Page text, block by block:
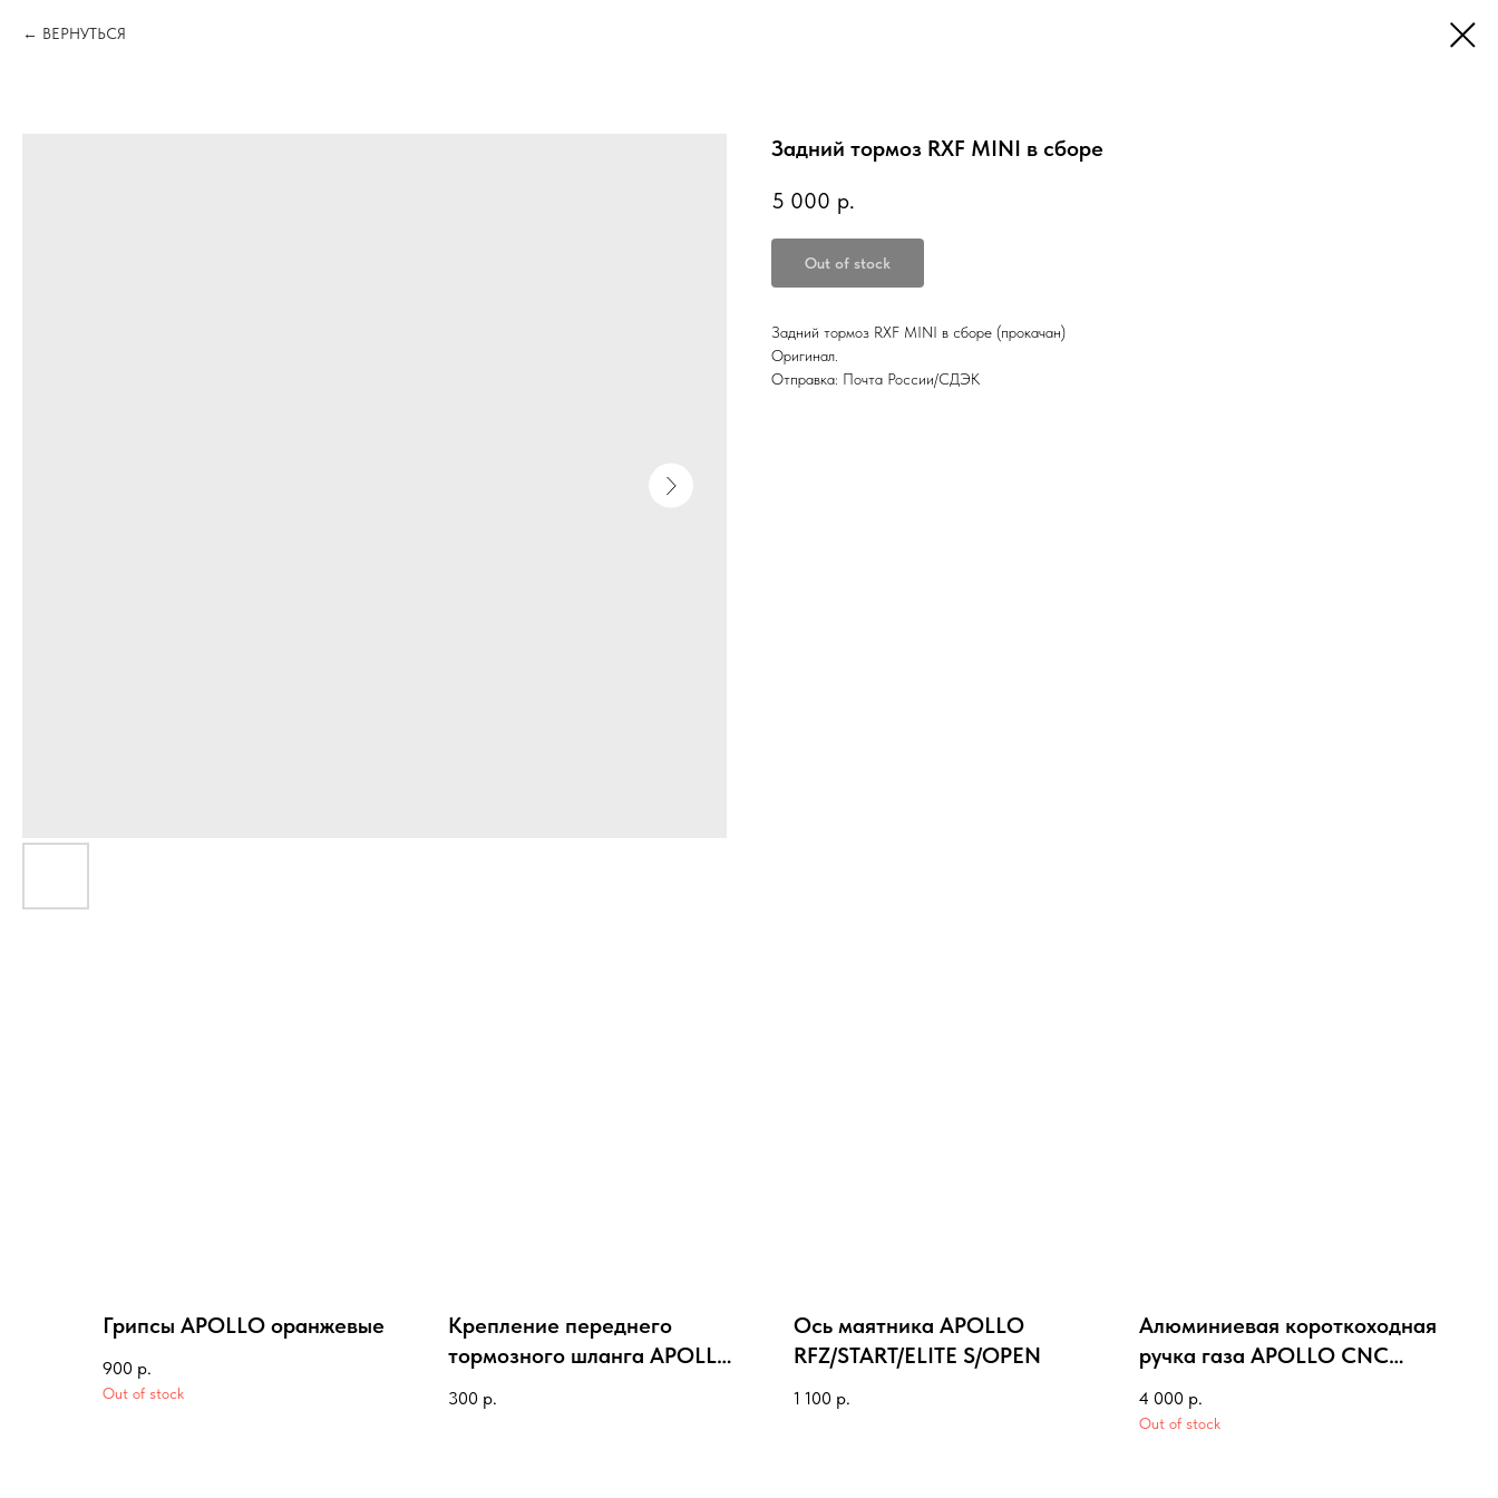
ВЕРНУТЬСЯ
Задний тормоз RXF MINI в сборе
5 000 р.
Out of stock
Задний тормоз RXF MINI в сборе (прокачан)
Оригинал.
Отправка: Почта России/СДЭК
Грипсы APOLLO оранжевые
900 р.
Out of stock
Крепление переднего
тормозного шланга APOLLO
RFZ START (центральное)
300 р.
Ось маятника APOLLO
RFZ/START/ELITE S/OPEN
1 100 р.
Алюминиевая короткоходная
ручка газа APOLLO CNC
золотая
4 000 р.
Out of stock